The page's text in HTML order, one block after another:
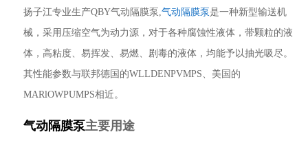
扬子江专业生产QBY气动隔膜泵, 气动隔膜泵是一种新型输送机
械，采用压缩空气为动力源，对于各种腐蚀性液体，带颗粒的液
体，高粘度、易挥发、易燃、剧毒的液体，均能予以抽光吸尽。
其性能参数与联邦德国的WLLDENPVMPS、美国的
MARlOWPUMPS相近。
气动隔膜泵主要用途